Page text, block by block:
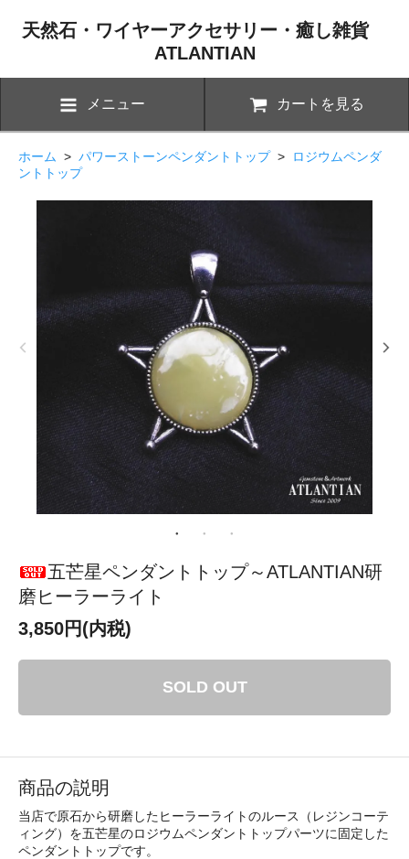
天然石・ワイヤーアクセサリー・癒し雑貨
ATLANTIAN
メニュー カートを見る
ホーム > パワーストーンペンダントトップ>
ロジウムペンダ
ントトップ
五芒星ペンダントトップ～ATLANTIAN研
磨ヒーラーライト
3,850円(内税)
SOLD OUT
商品の説明
当店で原石から研磨したヒーラーライトのルース（レジンコーテ
ィング）を五芒星のロジウムペンダントトップパーツに固定した
ペンダントトップです。